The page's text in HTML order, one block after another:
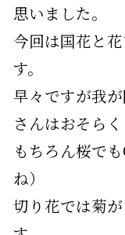
思いました。
今回は国花と
す。
早々ですが我
さんはおそら
もちろん桜で
ね）
切り花では菊